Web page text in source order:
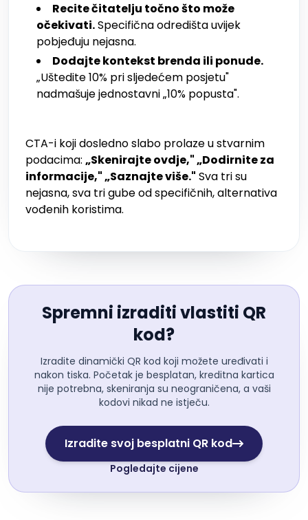
Recite čitatelju točno što može
očekivati.Specifična odredišta uvijek
pobjeđuju nejasna.
Dodajte kontekst brenda ili ponude.
„Uštedite 10% pri sljedećem posjetu"
nadmašuje jednostavni „10% popusta".
CTA-i koji dosledno slabo prolaze u stvarnim
podacima: „Skenirajte ovdje," „Dodirnite za
informacije," „Saznajte više." Sva tri su
nejasna, sva tri gube od specifičnih, alternativa
vođenih koristima.
Spremni izraditi vlastiti QR
kod?
Izradite dinamički QR kod koji možete uređivati i
nakon tiska. Početak je besplatan, kreditna kartica
nije potrebna, skeniranja su neograničena, a vaši
kodovi nikad ne istječu.
Izradite svoj besplatni QR kod
Pogledajte cijene